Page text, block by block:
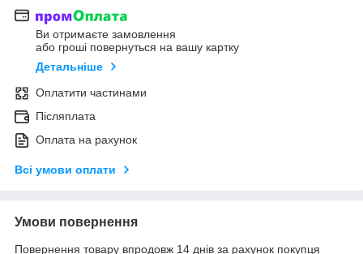
Ви отримаєте замовлення
або гроші повернуться на вашу картку
Детальніше
Оплатити частинами
Післяплата
Оплата на рахунок
Всі умови оплати
Умови повернення
Повернення товару впродовж 14 днів за рахунок покупця